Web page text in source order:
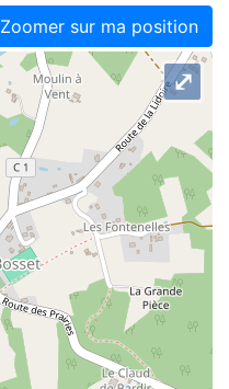
Zoomer sur ma position
⤢